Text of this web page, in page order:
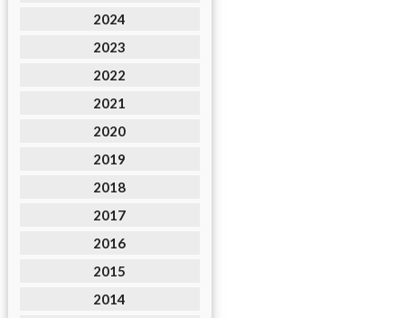
2024
2023
2022
2021
2020
2019
2018
2017
2016
2015
2014